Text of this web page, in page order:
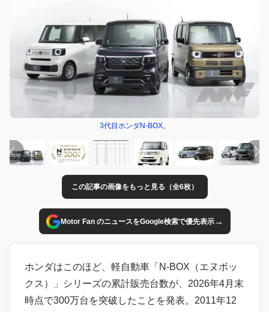
3代目ホンダN-BOX。
この記事の画像をもっと見る（全6枚）
Motor Fan のニュースをGoogle検索で優先表示→
ホンダはこのほど、軽自動車「N-BOX（エヌボッ
クス）」シリーズの累計販売台数が、2026年4月末
時点で300万台を突破したことを発表。2011年12